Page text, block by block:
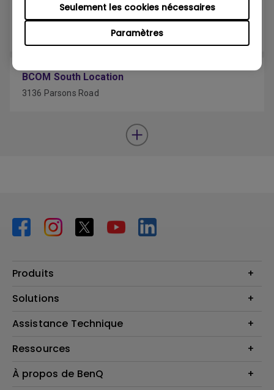
Paramètres
Seulement les cookies nécessaires
Memory Express- Calgary South East
BCOM South Location
3136 Parsons Road
Produits
Vidéoprojecteurs
Éclairage
Haut-parleur
Solutions
Business Display
Assistance Technique
Contactez-nous
Recycling
Ressources
Centre de connaissances
À propos de BenQ